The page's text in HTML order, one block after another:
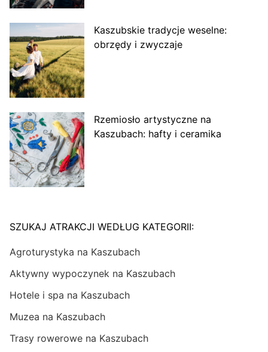
Kaszubskie tradycje weselne:
obrzędy i zwyczaje
Rzemiosło artystyczne na
Kaszubach: hafty i ceramika
SZUKAJ ATRAKCJI WEDŁUG KATEGORII:
Agroturystyka na Kaszubach
Aktywny wypoczynek na Kaszubach
Hotele i spa na Kaszubach
Muzea na Kaszubach
Trasy rowerowe na Kaszubach